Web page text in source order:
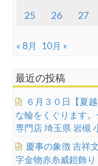
25
26 27
« 8月 10月 »
最近の投稿
６月３０日【夏
な輪をくぐります
専門店 埼玉県 岩槻
慶事の象徴 吉祥
字金物赤糸威鎧飾